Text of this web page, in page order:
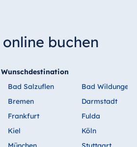
buchen
Bad Salzuflen
Bad Wildungen
Bremen
Darmstadt
Frankfurt
Fulda
Kiel
Köln